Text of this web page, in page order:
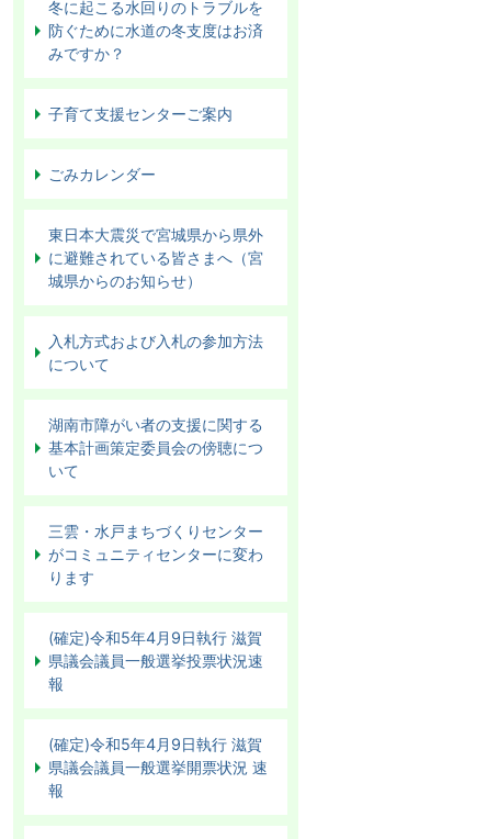
冬に起こる水回りのトラブルを
防ぐために水道の冬支度はお済
みですか？
子育て支援センターご案内
ごみカレンダー
東日本大震災で宮城県から県外
に避難されている皆さまへ（宮
城県からのお知らせ）
入札方式および入札の参加方法
について
湖南市障がい者の支援に関する
基本計画策定委員会の傍聴につ
いて
三雲・水戸まちづくりセンター
がコミュニティセンターに変わ
ります
(確定)令和5年4月9日執行 滋賀
県議会議員一般選挙投票状況速
報
(確定)令和5年4月9日執行 滋賀
県議会議員一般選挙開票状況 速
報